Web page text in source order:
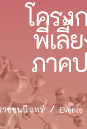
โครง
พี่เลี้
ภาค
าชชนนี แพร่ Events